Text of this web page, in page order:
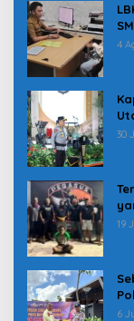
4
30
19
6